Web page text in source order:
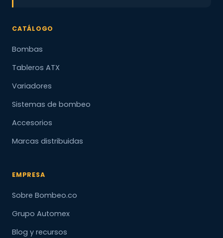
CATÁLOGO
Bombas
Tableros ATX
Variadores
Sistemas de bombeo
Accesorios
Marcas distribuidas
EMPRESA
Sobre Bombeo.co
Grupo Automex
Blog y recursos